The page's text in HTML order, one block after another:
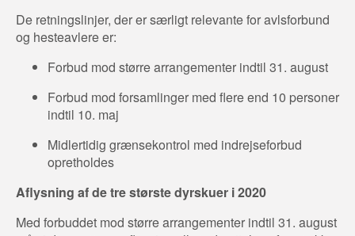
De retningslinjer, der er særligt relevante for avlsforbund
og hesteavlere er:
Forbud mod større arrangementer indtil 31. august
Forbud mod forsamlinger med flere end 10 personer
indtil 10. maj
Midlertidig grænsekontrol med indrejseforbud
opretholdes
Aflysning af de tre største dyrskuer i 2020
Med forbuddet mod større arrangementer indtil 31. august